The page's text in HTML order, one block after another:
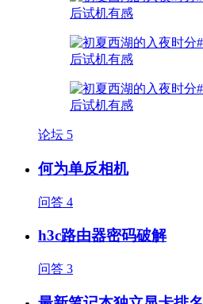
论坛 5
何为单反相机
问答 4
h3c路由器密码破解
问答 3